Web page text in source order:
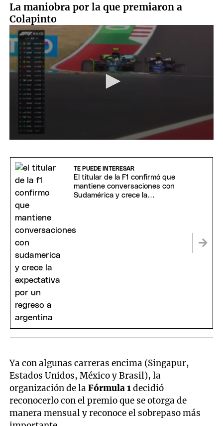
La maniobra por la que premiaron a
Colapinto
of
54
TE PUEDE INTERESAR
El titular de la F1 confirmó que
mantiene conversaciones con
Sudamérica y crece la
Ya con algunas carreras encima (Singapur,
Estados Unidos, México y Brasil), la
organización de laFórmula 1decidió
reconocerlo con el premio que se otorga de
manera mensual y reconoce el sobrepaso más